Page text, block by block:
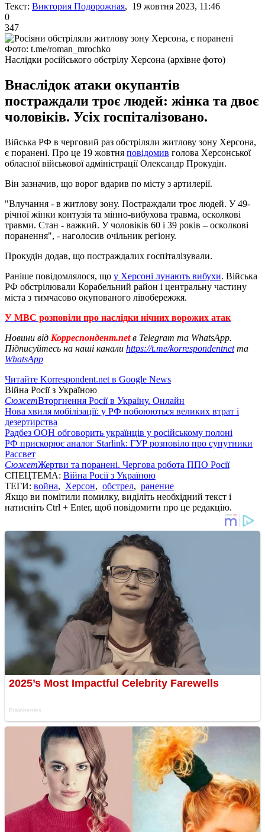
Текст: Виктория Подорожная, 19 жовтня 2023, 11:46
0
347
Фото: t.me/roman_mrochko
Наслідки російського обстрілу Херсона (архівне фото)
Внаслідок атаки окупантів
постраждали троє людей: жінка та двоє
чоловіків. Усіх госпіталізовано.
Війська РФ в черговий раз обстріляли житлову зону Херсона,
є поранені. Про це 19 жовтня повідомив голова Херсонської
обласної військової адміністрації Олександр Прокудін.
Він зазначив, що ворог вдарив по місту з артилерії.
"Влучання - в житлову зону. Постраждали троє людей. У 49-
річної жінки контузія та мінно-вибухова травма, осколкові
травми. Стан - важкий. У чоловіків 60 і 39 років – осколкові
поранення", - наголосив очільник регіону.
Прокудін додав, що постраждалих госпіталізували.
Раніше повідомлялося, що у Херсоні лунають вибухи. Війська
РФ обстрілювали Корабельний район і центральну частину
міста з тимчасово окупованого лівобережжя.
У МВС розповіли про наслідки нічних ворожих атак
Новини від Корреспондент.netв Telegram та WhatsApp.
Підписуйтесь на наші канали https://t.me/korrespondentnetта
WhatsApp
Читайте Korrespondent.net в Google News
Війна Росії з Україною
СюжетВторгнення Росії в Україну. Онлайн
Нова хвиля мобілізації: у РФ побоюються великих втрат і
дезертирства
Радбез ООН обговорить українців у російському полоні
РФ прискорює аналог Starlink: ГУР розповіло про супутники
Рассвет
СюжетЖертви та поранені. Чергова робота ППО Росії
СПЕЦТЕМА: Війна Росії з Україною
ТЕГИ: война, Херсон, обстрел, ранение
Якщо ви помітили помилку, виділіть необхідний текст і
натисніть Ctrl + Enter, щоб повідомити про це редакцію.